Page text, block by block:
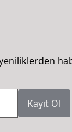
Kayıt Ol